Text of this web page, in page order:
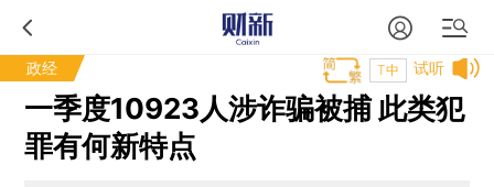
政经 试听
T中
一季度10923人涉诈骗被捕 此类犯
罪有何新特点